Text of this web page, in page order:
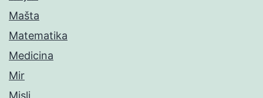
Mašta
Matematika
Medicina
Mir